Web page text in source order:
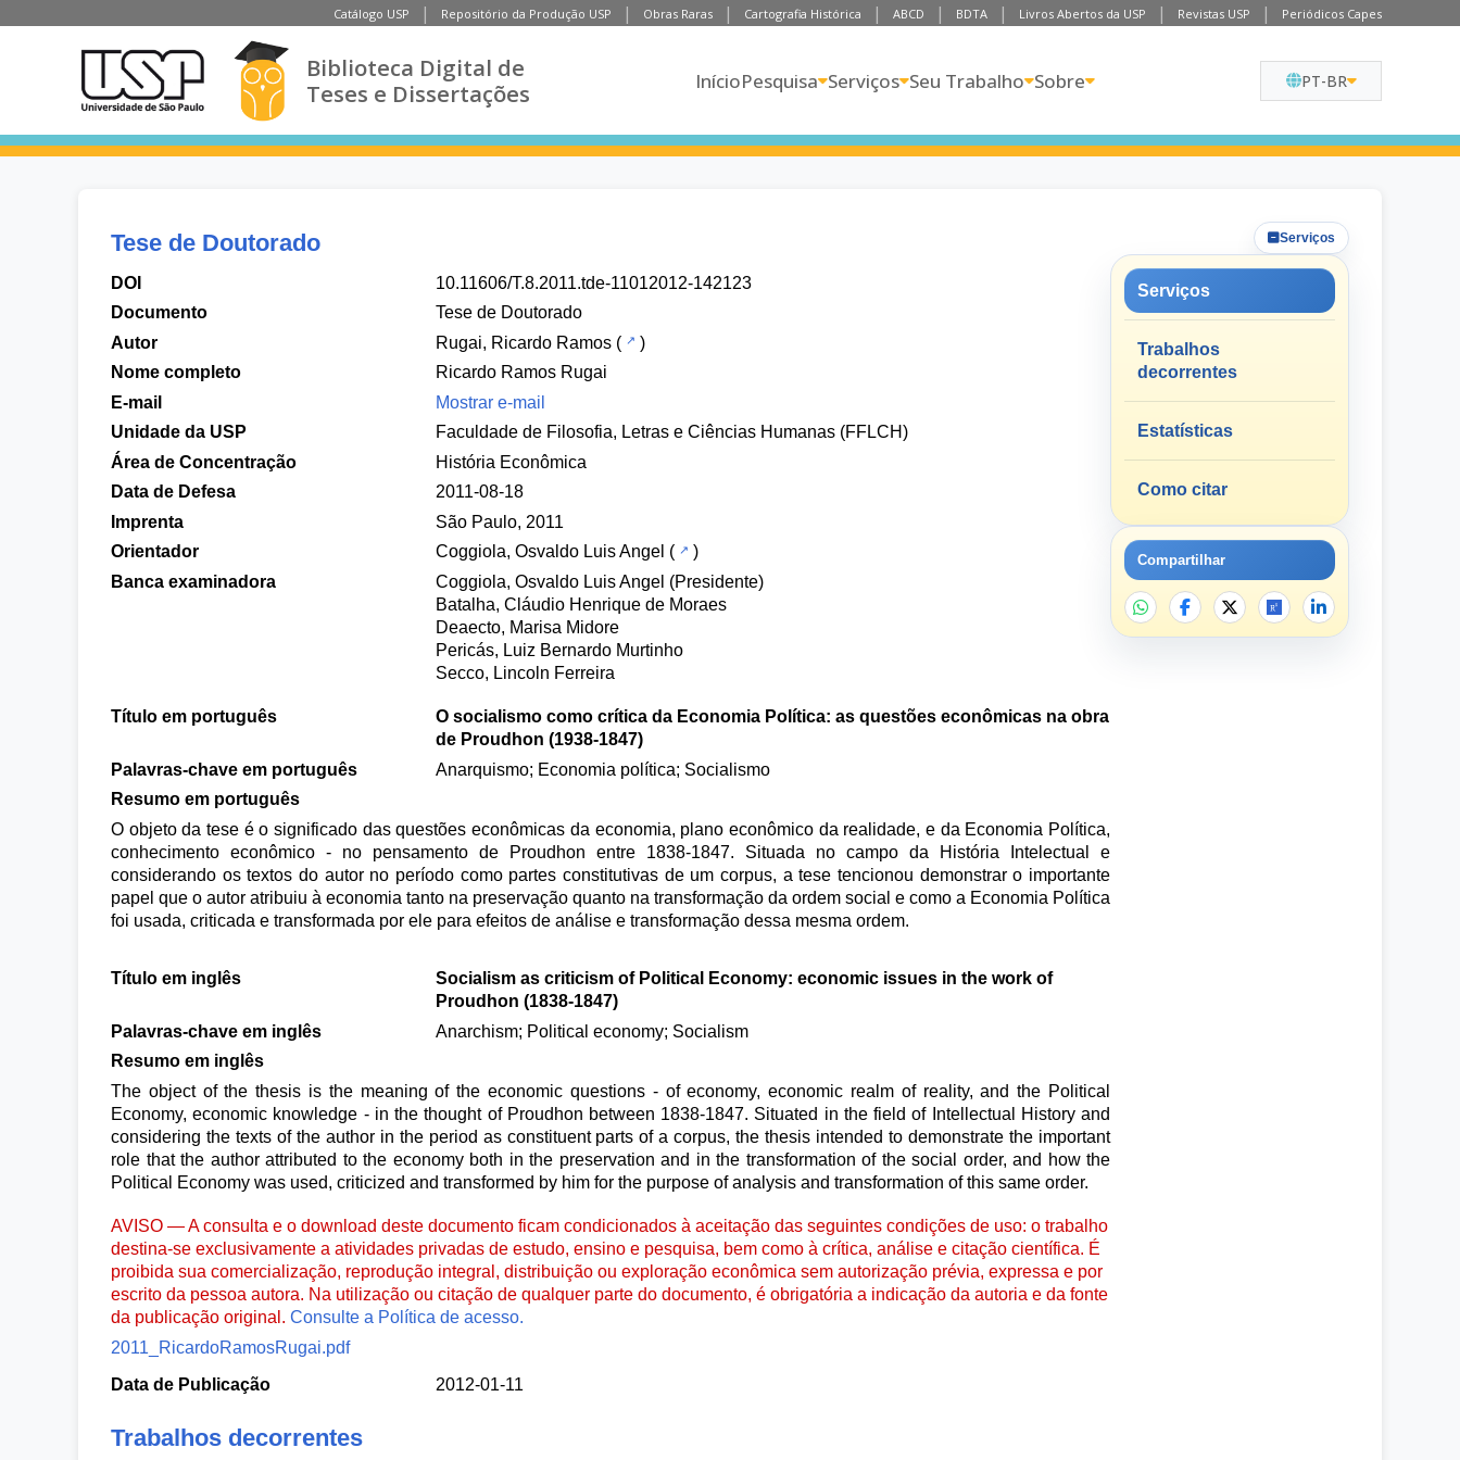
Catálogo USP Repositório da Produção USP Obras Raras Cartografia Histórica ABCD BDTA Livros Abertos da USP Revistas USP Periódicos Capes
Biblioteca Digital de
Teses e Dissertações
InícioPesquisa Serviços Seu Trabalho Sobre PT-BR
Tese de Doutorado
DOI
10.11606/T.8.2011.tde-11012012-142123
Documento
Tese de Doutorado
Autor
Rugai, Ricardo Ramos (
)
Nome completo
Ricardo Ramos Rugai
E-mail
Mostrar e-mail
Unidade da USP
Faculdade de Filosofia, Letras e Ciências Humanas (FFLCH)
Área de Concentração
História Econômica
Data de Defesa
2011-08-18
Imprenta
São Paulo, 2011
Orientador
Coggiola, Osvaldo Luis Angel (
)
Banca examinadora
Coggiola, Osvaldo Luis Angel (Presidente)
Batalha, Cláudio Henrique de Moraes
Deaecto, Marisa Midore
Pericás, Luiz Bernardo Murtinho
Secco, Lincoln Ferreira
Título em português
O socialismo como crítica da Economia Política: as questões econômicas na obra
de Proudhon (1938-1847)
Palavras-chave em português
Anarquismo; Economia política; Socialismo
Resumo em português
O objeto da tese é o significado das questões econômicas da economia, plano econômico da realidade, e da Economia Política,
conhecimento econômico - no pensamento de Proudhon entre 1838-1847. Situada no campo da História Intelectual e
considerando os textos do autor no período como partes constitutivas de um corpus, a tese tencionou demonstrar o importante
papel que o autor atribuiu à economia tanto na preservação quanto na transformação da ordem social e como a Economia Política
foi usada, criticada e transformada por ele para efeitos de análise e transformação dessa mesma ordem.
Título em inglês
Socialism as criticism of Political Economy: economic issues in the work of
Proudhon (1838-1847)
Palavras-chave em inglês
Anarchism; Political economy; Socialism
Resumo em inglês
The object of the thesis is the meaning of the economic questions - of economy, economic realm of reality, and the Political
Economy, economic knowledge - in the thought of Proudhon between 1838-1847. Situated in the field of Intellectual History and
considering the texts of the author in the period as constituent parts of a corpus, the thesis intended to demonstrate the important
role that the author attributed to the economy both in the preservation and in the transformation of the social order, and how the
Political Economy was used, criticized and transformed by him for the purpose of analysis and transformation of this same order.
AVISO — A consulta e o download deste documento ficam condicionados à aceitação das seguintes condições de uso: o trabalho
destina-se exclusivamente a atividades privadas de estudo, ensino e pesquisa, bem como à crítica, análise e citação científica. É
proibida sua comercialização, reprodução integral, distribuição ou exploração econômica sem autorização prévia, expressa e por
escrito da pessoa autora. Na utilização ou citação de qualquer parte do documento, é obrigatória a indicação da autoria e da fonte
da publicação original. Consulte a Política de acesso.
2011_RicardoRamosRugai.pdf
Data de Publicação
2012-01-11
Trabalhos decorrentes
Serviços
Serviços
Trabalhos
decorrentes
Estatísticas
Como citar
Compartilhar